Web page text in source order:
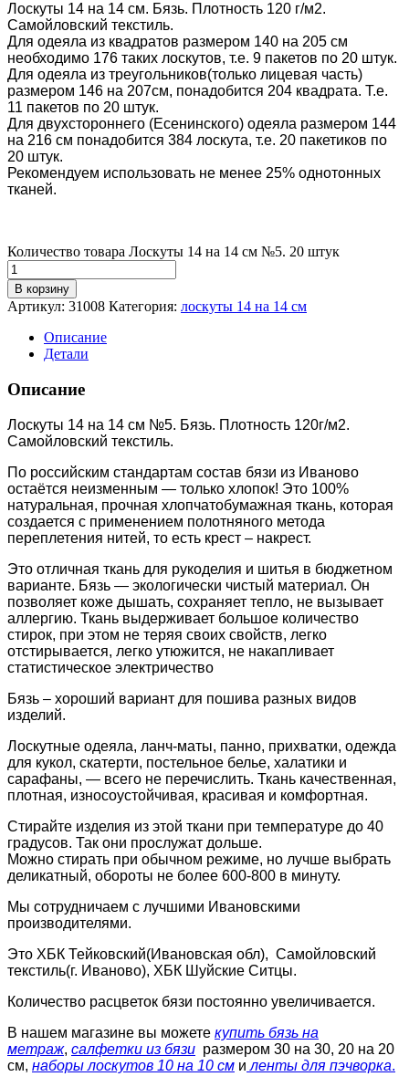
Лоскуты 14 на 14 см. Бязь. Плотность 120 г/м2.
Самойловский текстиль.
Для одеяла из квадратов размером 140 на 205 см
необходимо 176 таких лоскутов, т.е. 9 пакетов по 20 штук.
Для одеяла из треугольников(только лицевая часть)
размером 146 на 207см, понадобится 204 квадрата. Т.е.
11 пакетов по 20 штук.
Для двухстороннего (Есенинского) одеяла размером 144
на 216 см понадобится 384 лоскута, т.е. 20 пакетиков по
20 штук.
Рекомендуем использовать не менее 25% однотонных
тканей.
Количество товара Лоскуты 14 на 14 см №5. 20 штук
В корзину
Артикул: 31008 Категория: лоскуты 14 на 14 см
Описание
Детали
Описание
Лоскуты 14 на 14 см №5. Бязь. Плотность 120г/м2.
Самойловский текстиль.
По российским стандартам состав бязи из Иваново
остаётся неизменным — только хлопок! Это 100%
натуральная, прочная хлопчатобумажная ткань, которая
создается с применением полотняного метода
переплетения нитей, то есть крест – накрест.
Это отличная ткань для рукоделия и шитья в бюджетном
варианте. Бязь — экологически чистый материал. Он
позволяет коже дышать, сохраняет тепло, не вызывает
аллергию. Ткань выдерживает большое количество
стирок, при этом не теряя своих свойств, легко
отстирывается, легко утюжится, не накапливает
статистическое электричество
Бязь – хороший вариант для пошива разных видов
изделий.
Лоскутные одеяла, ланч-маты, панно, прихватки, одежда
для кукол, скатерти, постельное белье, халатики и
сарафаны, — всего не перечислить. Ткань качественная,
плотная, износоустойчивая, красивая и комфортная.
Стирайте изделия из этой ткани при температуре до 40
градусов. Так они прослужат дольше.
Можно стирать при обычном режиме, но лучше выбрать
деликатный, обороты не более 600-800 в минуту.
Мы сотрудничаем с лучшими Ивановскими
производителями.
Это ХБК Тейковский(Ивановская обл), Самойловский
текстиль(г. Иваново), ХБК Шуйские Ситцы.
Количество расцветок бязи постоянно увеличивается.
В нашем магазине вы можете купить бязь на
метраж, салфетки из бязи размером 30 на 30, 20 на 20
см, наборы лоскутов 10 на 10 см и ленты для пэчворка.